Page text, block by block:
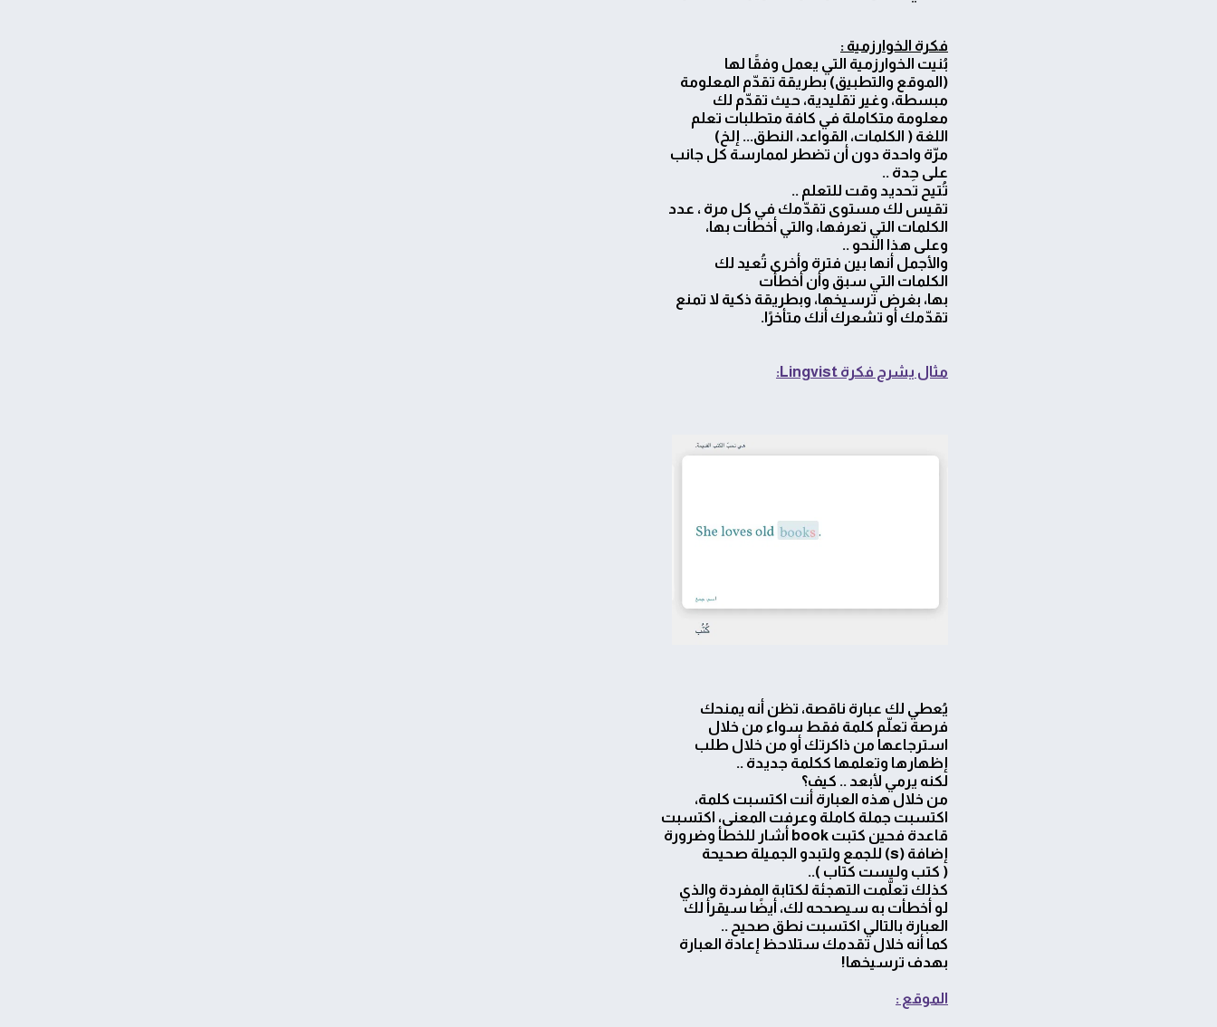
فكرة الخوارزمية :
بُنيت الخوارزمية التي يعمل وفقًا لها
(الموقع والتطبيق) بطريقة تقدّم المعلومة
مبسطة، وغير تقليدية، حيث تقدّم لك
معلومة متكاملة في كافة متطلبات تعلم
اللغة ( الكلمات، القواعد، النطق... إلخ)
مرّة واحدة دون أن تضطر لممارسة كل جانب
على حِدة ..
تُتيح تحديد وقت للتعلم ..
تقيس لك مستوى تقدّمك في كل مرة ، عدد
الكلمات التي تعرفها، والتي أخطأت بها،
وعلى هذا النحو ..
والأجمل أنها بين فترة وأخرى تُعيد لك
الكلمات التي سبق وأن أخطأت
بها، بغرض ترسيخها، وبطريقة ذكية لا تمنع
تقدّمك أو تشعرك أنك متأخرًا.
مثال يشرح فكرة Lingvist:
يُعطي لك عبارة ناقصة، تظن أنه يمنحك
فرصة تعلّم كلمة فقط سواء من خلال
استرجاعها من ذاكرتك أو من خلال طلب
إظهارها وتعلمها ككلمة جديدة ..
لكنه يرمي لأبعد .. كيف؟
من خلال هذه العبارة أنت اكتسبت كلمة،
اكتسبت جملة كاملة وعرفت المعنى، اكتسبت
قاعدة فحين كتبت book أشار للخطأ وضرورة
إضافة (s) للجمع ولتبدو الجميلة صحيحة
( كتب وليست كتاب )..
كذلك تعلّمت التهجئة لكتابة المفردة والذي
لو أخطأت به سيصححه لك، أيضًا سيقرأ لك
العبارة بالتالي اكتسبت نطق صحيح ..
كما أنه خلال تقدمك ستلاحظ إعادة العبارة
بهدف ترسيخها!
الموقع :